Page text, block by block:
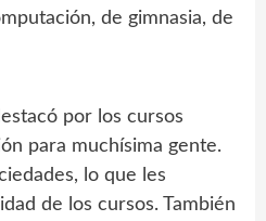
de gimnasia, de
por los cursos
para muchísima gente.
lo que les
de los cursos. También